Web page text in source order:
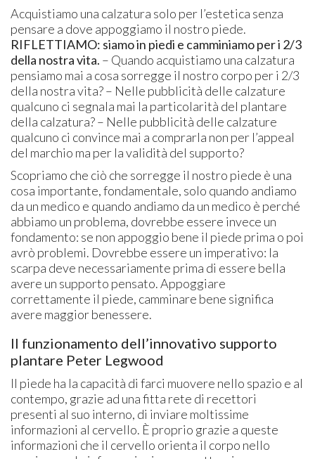
Acquistiamo una calzatura solo per l’estetica senza
pensare a dove appoggiamo il nostro piede.
RIFLETTIAMO: siamo in piedi e camminiamo per i 2/3
della nostra vita. – Quando acquistiamo una calzatura
pensiamo mai a cosa sorregge il nostro corpo per i 2/3
della nostra vita? – Nelle pubblicità delle calzature
qualcuno ci segnala mai la particolarità del plantare
della calzatura? – Nelle pubblicità delle calzature
qualcuno ci convince mai a comprarla non per l’appeal
del marchio ma per la validità del supporto?
Scopriamo che ciò che sorregge il nostro piede è una
cosa importante, fondamentale, solo quando andiamo
da un medico e quando andiamo da un medico è perché
abbiamo un problema, dovrebbe essere invece un
fondamento: se non appoggio bene il piede prima o poi
avrò problemi. Dovrebbe essere un imperativo: la
scarpa deve necessariamente prima di essere bella
avere un supporto pensato. Appoggiare
correttamente il piede, camminare bene significa
avere maggior benessere.
Il funzionamento dell’innovativo supporto
plantare Peter Legwood
Il piede ha la capacità di farci muovere nello spazio e al
contempo, grazie ad una fitta rete di recettori
presenti al suo interno, di inviare moltissime
informazioni al cervello. È proprio grazie a queste
informazioni che il cervello orienta il corpo nello